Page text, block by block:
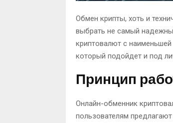
Обмен крипты, хоть и
выбрать не самый
криптовалют с наименьшей
который подойдет и под
Принцип
Онлайн-обменник
пользователям